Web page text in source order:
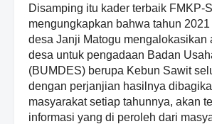
Disamping itu kader terbaik FMKP-
mengungkapkan bahwa tahun
desa Janji Matogu mengalokasikan
desa untuk pengadaan Badan
(BUMDES) berupa Kebun Sawit
dengan perjanjian hasilnya
masyarakat setiap tahunnya, akan
informasi yang di peroleh dari